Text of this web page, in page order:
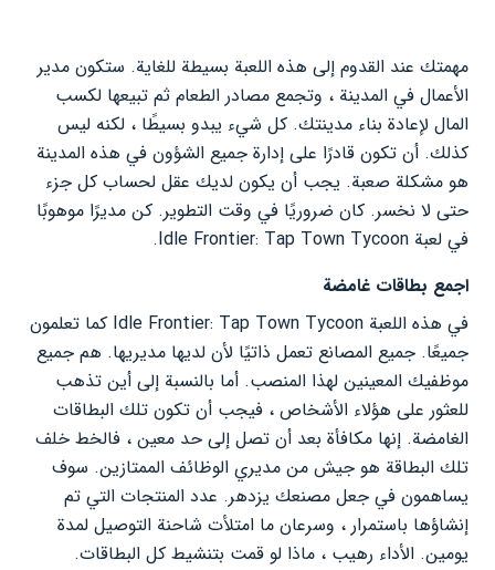
مهمتك عند القدوم إلى هذه اللعبة بسيطة للغاية. ستكون مدير
الأعمال في المدينة ، وتجمع مصادر الطعام ثم تبيعها لكسب
المال لإعادة بناء مدينتك. كل شيء يبدو بسيطًا ، لكنه ليس
كذلك. أن تكون قادرًا على إدارة جميع الشؤون في هذه المدينة
هو مشكلة صعبة. يجب أن يكون لديك عقل لحساب كل جزء
حتى لا نخسر. كان ضروريًا في وقت التطوير. كن مديرًا موهوبًا
في لعبة Idle Frontier: Tap Town Tycoon.
اجمع بطاقات غامضة
في هذه اللعبة Idle Frontier: Tap Town Tycoon كما تعلمون
جميعًا. جميع المصانع تعمل ذاتيًا لأن لديها مديريها. هم جميع
موظفيك المعينين لهذا المنصب. أما بالنسبة إلى أين تذهب
للعثور على هؤلاء الأشخاص ، فيجب أن تكون تلك البطاقات
الغامضة. إنها مكافأة بعد أن تصل إلى حد معين ، فالخط خلف
تلك البطاقة هو جيش من مديري الوظائف الممتازين. سوف
يساهمون في جعل مصنعك يزدهر. عدد المنتجات التي تم
إنشاؤها باستمرار ، وسرعان ما امتلأت شاحنة التوصيل لمدة
يومين. الأداء رهيب ، ماذا لو قمت بتنشيط كل البطاقات.